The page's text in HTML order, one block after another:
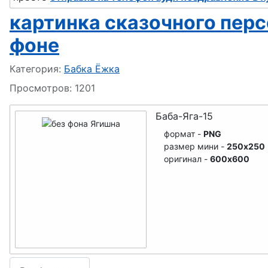
Домовой
Огородное пугало
Учитель
Медики, Врачи
картинка сказочного
фоне
Информация о материале
Категория: Бабка Ёжка
Просмотров: 1201
Баба-Яга-15
формат - PNG
размер мини - 250x250
оригинал - 600x600